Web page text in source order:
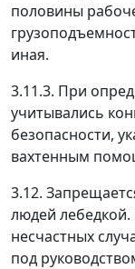
половины
иная.
3.11.3. При
учитывались
безопасности,
вахтенным
3.12.
людей
несчастных
под